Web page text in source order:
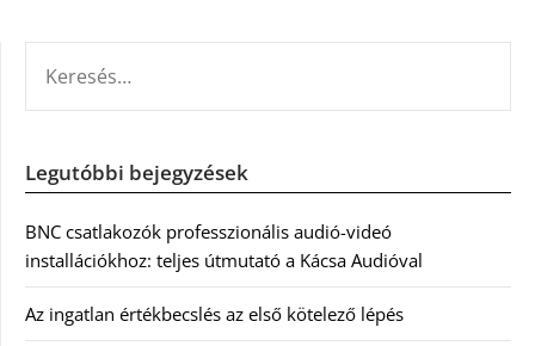
Legutóbbi bejegyzések
BNC csatlakozók professzionális audió-videó
installációkhoz: teljes útmutató a Kácsa Audióval
Az ingatlan értékbecslés az első kötelező lépés